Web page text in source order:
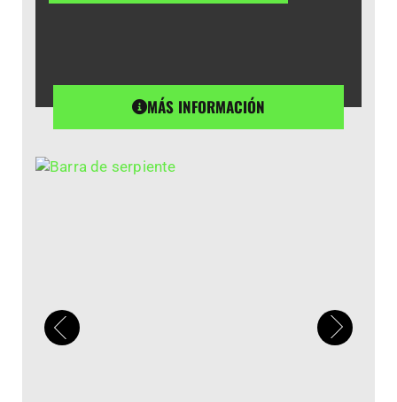
MÁS INFORMACIÓN